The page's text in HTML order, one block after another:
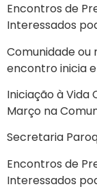
Encontros de
Interessados
Comunidade ou
encontro inicia
Iniciação à Vida
Março na
Secretaria
Encontros de
Interessados